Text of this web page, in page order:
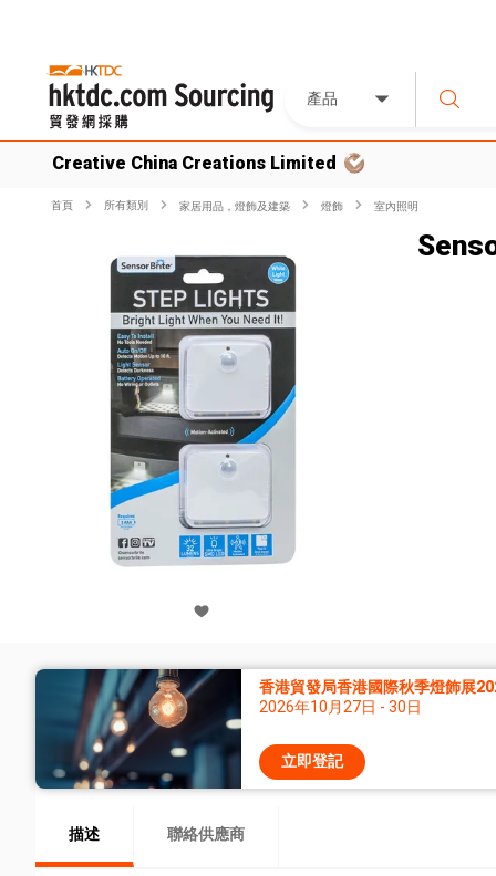
產品
Creative China Creations Limited
首頁 所有類別 家居用品，燈飾及建築 燈飾 室內照明
香港貿發局香港國際秋季燈飾展
2026年10月27日 - 30日
立即登記
描述 聯絡供應商